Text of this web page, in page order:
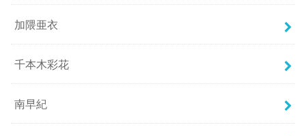
加隈亜衣
千本木彩花
南早紀